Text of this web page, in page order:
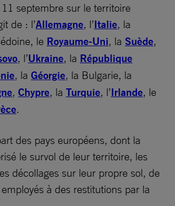
septembre sur le territoire
de : l’Allemagne, l’Italie, la
le Royaume-Uni, la Suède,
, l’Ukraine, la République
, la Géorgie, la Bulgarie, la
, Chypre, la Turquie, l’Irlande, le
.
des pays européens, dont la
le survol de leur territoire, les
décollages sur leur propre sol, de
à des restitutions par la